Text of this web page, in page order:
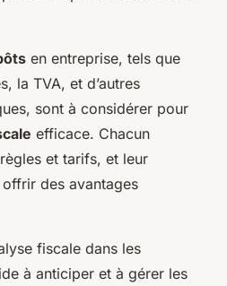
en entreprise, tels que
la TVA, et d’autres
sont à considérer pour
efficace. Chacun
et tarifs, et leur
des avantages
fiscale dans les
à anticiper et à gérer les